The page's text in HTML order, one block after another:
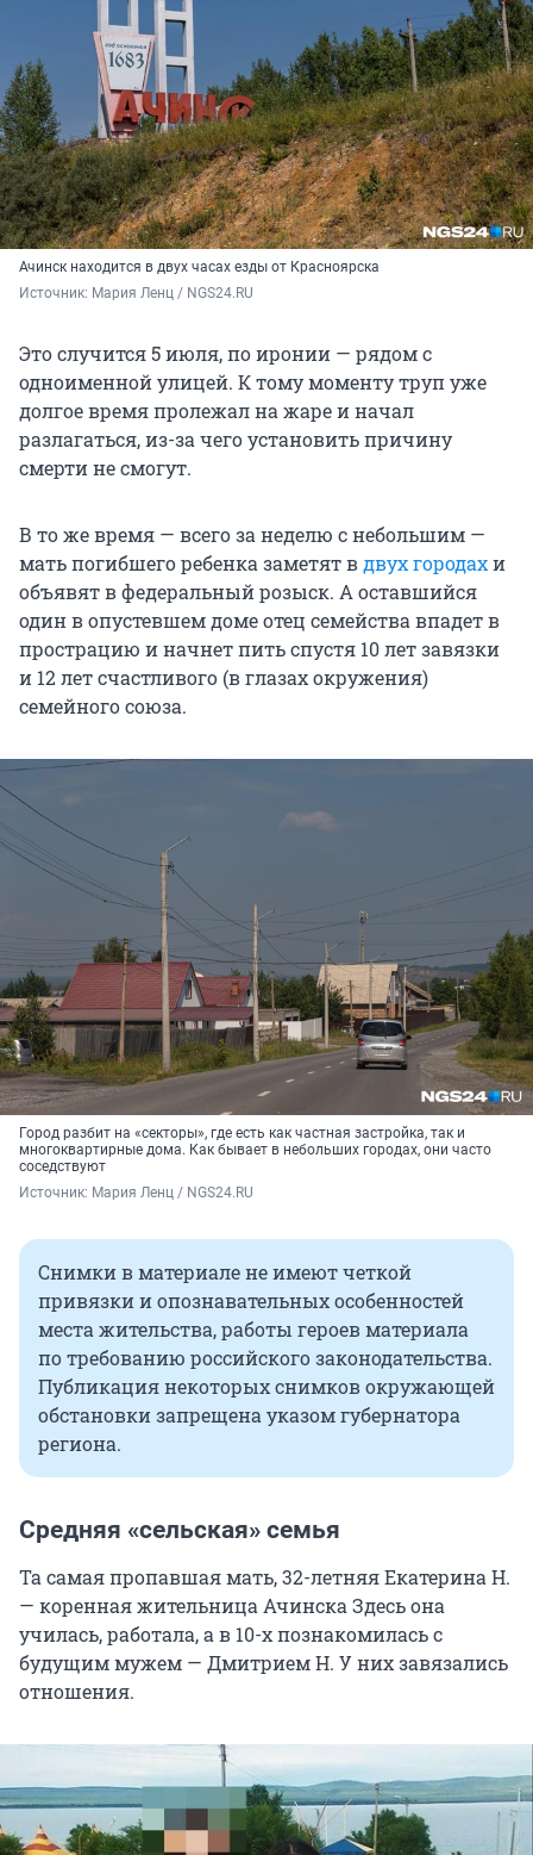
Ачинск находится в двух часах езды от Красноярска
Источник: Мария Ленц / NGS24.RU
Это случится 5 июля, по иронии — рядом с
одноименной улицей. К тому моменту труп уже
долгое время пролежал на жаре и начал
разлагаться, из-за чего установить причину
смерти не смогут.
В то же время — всего за неделю с небольшим —
мать погибшего ребенка заметят вдвух городахи
объявят в федеральный розыск. А оставшийся
один в опустевшем доме отец семейства впадет в
прострацию и начнет пить спустя 10 лет завязки
и 12 лет счастливого (в глазах окружения)
семейного союза.
Город разбит на «секторы», где есть как частная застройка, так и
многоквартирные дома. Как бывает в небольших городах, они часто
соседствуют
Источник: Мария Ленц / NGS24.RU
Снимки в материале не имеют четкой
привязки и опознавательных особенностей
места жительства, работы героев материала
по требованию российского законодательства.
Публикация некоторых снимков окружающей
обстановки запрещена указом губернатора
региона.
Средняя «сельская» семья
Та самая пропавшая мать, 32-летняя Екатерина Н.
— коренная жительница Ачинска Здесь она
училась, работала, а в 10-х познакомилась с
будущим мужем — Дмитрием Н. У них завязались
отношения.